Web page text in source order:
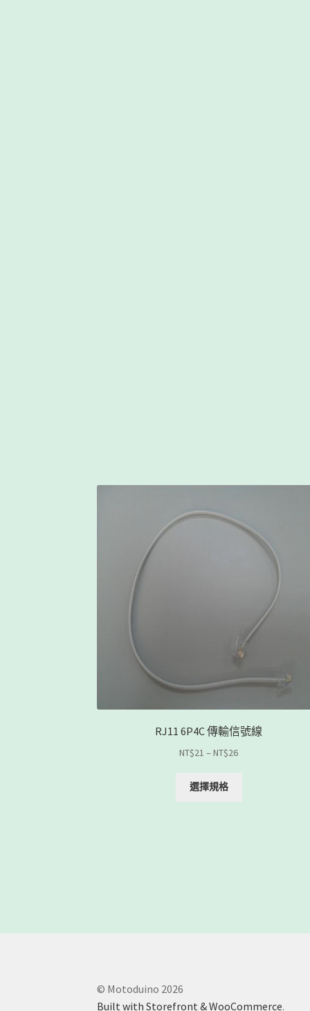
RJ11 6P4C 傳輸信號線
NT$21 –NT$26
選擇規格
© Motoduino 2026
Built with Storefront & WooCommerce.